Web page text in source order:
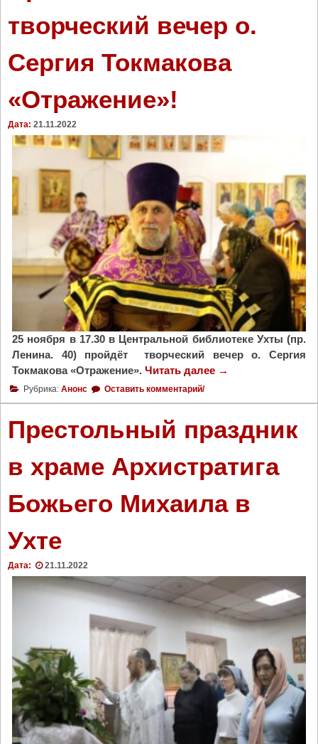
й
и
а
т
р
н
ы
й
,
н
а
ш
"
творческий вечер о.
Сергия Токмакова
«Отражение»!
Дата: 21.11.2022
25 ноября в 17.30 в Центральной библиотеке Ухты (пр.
Ленина. 40) пройдёт творческий вечер о. Сергия
Токмакова «Отражение». Читать далее "
р
г
а
е
т
о
р
ч
е
с
к
и
й
в
→
Рубрика: Анонс Оставить комментарий/
Престольный праздник
в храме Архистратига
Божьего Михаила в
Ухте
Дата: 21.11.2022